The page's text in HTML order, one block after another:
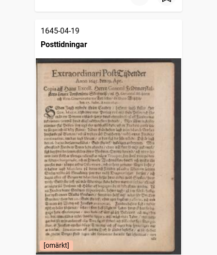
1645-04-19
Posttidningar
[omärkt]